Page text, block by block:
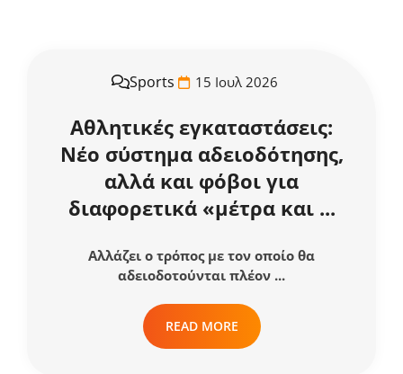
Sports 15 Ιουλ 2026
Αθλητικές εγκαταστάσεις:
Νέο σύστημα αδειοδότησης,
αλλά και φόβοι για
διαφορετικά «μέτρα και ...
Αλλάζει ο τρόπος με τον οποίο θα
αδειοδοτούνται πλέον ...
READ MORE